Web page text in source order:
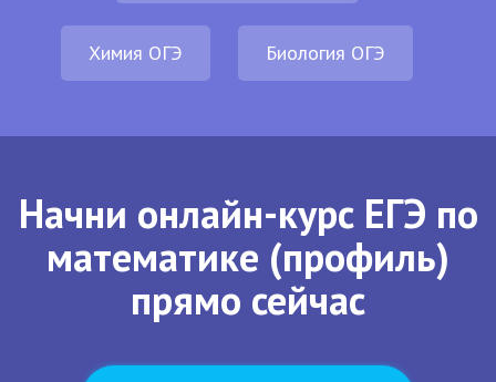
Химия ОГЭ Биология ОГЭ
Начни онлайн-курс ЕГЭ по
математике (профиль)
прямо сейчас